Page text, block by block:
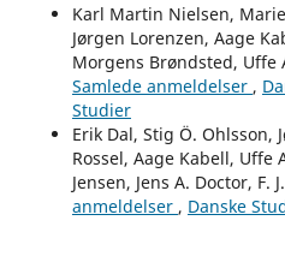
Karl Martin Nielsen,
Jørgen Lorenzen, Aage
Morgens Brøndsted, Uffe
Samlede anmeldelser ,
Studier
Erik Dal, Stig Ö. Ohlsson,
Rossel, Aage Kabell,
Jensen, Jens A. Doctor, F.
anmeldelser , Danske